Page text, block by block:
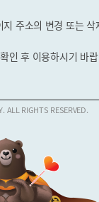
지 주소의 변경 또는
인 후 이용하시기 바
ALL RIGHTS RESERVED.